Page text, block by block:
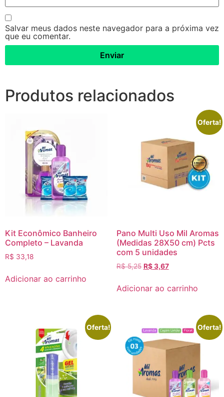
Salvar meus dados neste navegador para a próxima vez
que eu comentar.
Produtos relacionados
Kit Econômico Banheiro
Completo – Lavanda
R$ 33,18
Adicionar ao carrinho
Oferta!
Pano Multi Uso Mil Aromas
(Medidas 28X50 cm) Pcts
com 5 unidades
R$5,25 R$3,67
Adicionar ao carrinho
Oferta! Oferta!